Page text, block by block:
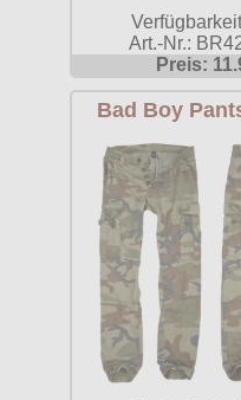
Art.-Nr.:
Preis:
Bad Boy